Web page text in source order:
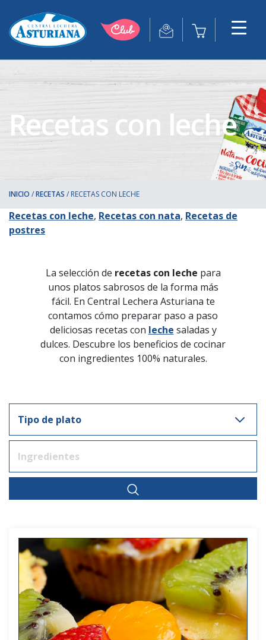
Recetas con leche
INICIO /RECETAS / RECETAS CON LECHE
Recetas con leche, Recetas con nata, Recetas de
postres
La selección de recetas con leche para
unos platos sabrosos de la forma más
fácil. En Central Lechera Asturiana te
contamos cómo preparar paso a paso
deliciosas recetas con leche saladas y
dulces. Descubre los beneficios de cocinar
con ingredientes 100% naturales.